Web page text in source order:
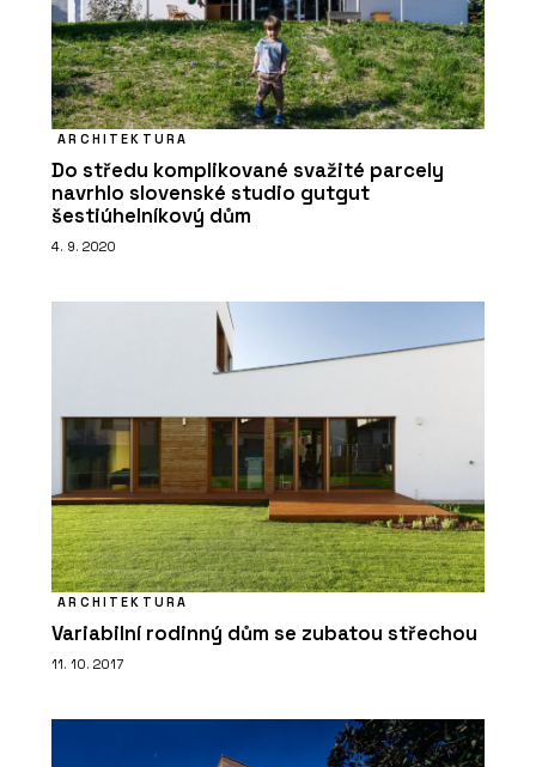
ARCHITEKTURA
Do středu komplikované svažité parcely
navrhlo slovenské studio gutgut
šestiúhelníkový dům
4. 9. 2020
ARCHITEKTURA
Variabilní rodinný dům se zubatou střechou
11. 10. 2017